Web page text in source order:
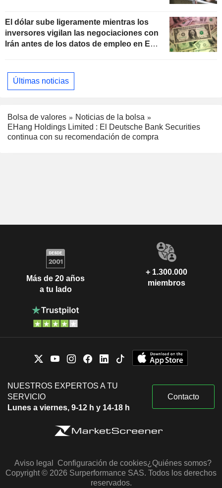
El dólar sube ligeramente mientras los
inversores vigilan las negociaciones con
Irán antes de los datos de empleo en EE.
Últimas noticias
Bolsa de valores
Noticias de la bolsa
EHang Holdings Limited : El Deutsche Bank Securities
continua con su recomendación de compra
Más de 20 años
a tu lado
+ 1.300.000
miembros
NUESTROS EXPERTOS A TU
SERVICIO
Lunes a viernes, 9-12 h y 14-18 h
Contacto
Aviso legal Configuración de cookies¿Quiénes somos?
Copyright © 2026 Surperformance SAS. Todos los derechos
reservados.